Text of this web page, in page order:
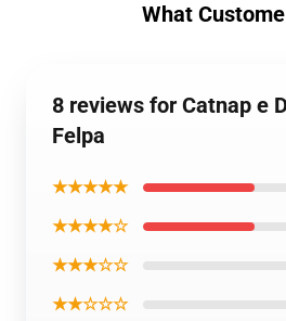
What
8 reviews for Catnap e
Felpa
★★★★★
★★★★☆
★★★☆☆
★★☆☆☆